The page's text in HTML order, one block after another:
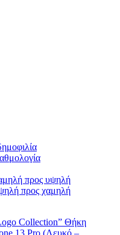
προς υψηλή
προς χαμηλή